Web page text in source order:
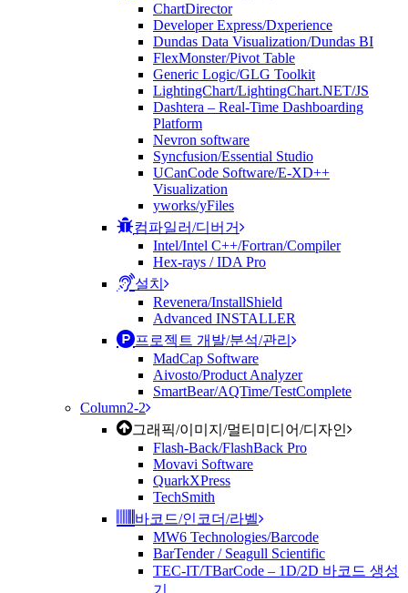
ChartDirector
Developer Express/Dxperience
Dundas Data Visualization/Dundas BI
FlexMonster/Pivot Table
Generic Logic/GLG Toolkit
LightingChart/LightingChart.NET/JS
Dashtera – Real-Time Dashboarding
Platform
Nevron software
Syncfusion/Essential Studio
UCanCode Software/E-XD++
Visualization
yworks/yFiles
컴파일러/디버거
Intel/Intel C++/Fortran/Compiler
Hex-rays / IDA Pro
설치
Revenera/InstallShield
Advanced INSTALLER
프로젝트 개발/분석/관리
MadCap Software
Aivosto/Product Analyzer
SmartBear/AQTime/TestComplete
Column2-2
그래픽/이미지/멀티미디어/디자인
Flash-Back/FlashBack Pro
Movavi Software
QuarkXPress
TechSmith
바코드/인코더/라벨
MW6 Technologies/Barcode
BarTender / Seagull Scientific
TEC-IT/TBarCode – 1D/2D 바코드 생성
기